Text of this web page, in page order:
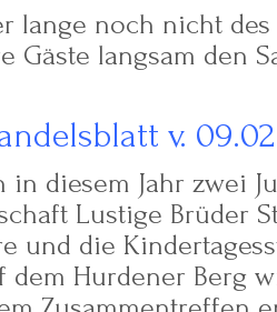
lange noch nicht des
Gäste langsam den
v.
in diesem Jahr zwei
Lustige Brüder
und die
dem Hurdener Berg